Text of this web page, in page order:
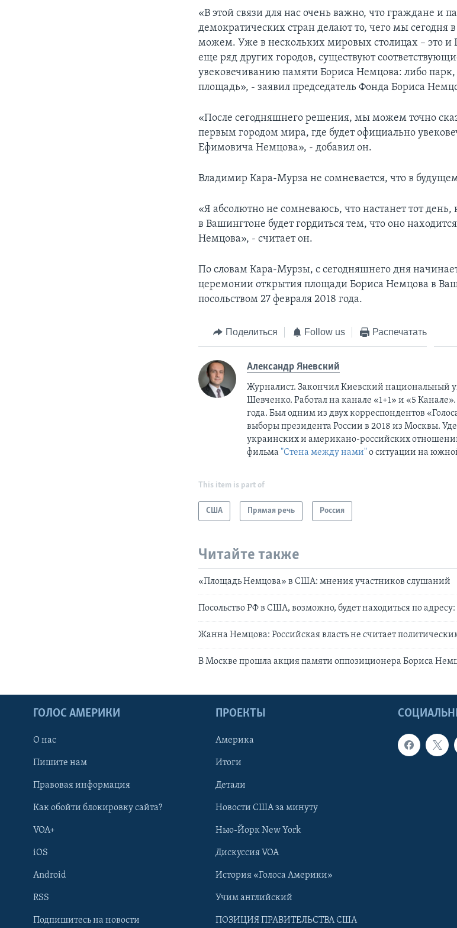
Learning English
«В этой связи для нас очень важно, что граждане и
демократических стран делают то, чего мы сегодня
можем. Уже в нескольких мировых столицах – это
еще ряд других городов, существуют
увековечиванию памяти Бориса Немцова: либо парк,
площадь», - заявил председатель Фонда Бориса
«После сегодняшнего решения, мы можем точно
первым городом мира, где будет официально
Ефимовича Немцова», - добавил он.
Владимир Кара-Мурза не сомневается, что в будущем
«Я абсолютно не сомневаюсь, что настанет тот день,
в Вашингтоне будет гордиться тем, что оно
Немцова», - считает он.
По словам Кара-Мурзы, с сегодняшнего дня
церемонии открытия площади Бориса Немцова в
посольством 27 февраля 2018 года.
Поделиться Follow us Распечатать
Александр Яневский
Журналист. Закончил Киевский национальный
Шевченко. Работал на канале «1+1» и «5
года. Был одним из двух корреспондентов
выборы президента России в 2018 из Москвы.
украинских и американо-российских
фильма "Стена между нами"о ситуации на
This item is part of
США Прямая речь Россия
Читайте также
«Площадь Немцова» в США: мнения участников слушаний
Посольство РФ в США, возможно, будет находиться по
Жанна Немцова: Российская власть не считает
В Москве прошла акция памяти оппозиционера Бориса
ГОЛОС АМЕРИКИ
О нас
Пишите нам
Правовая информация
Как обойти блокировку сайта?
VOA+
iOS
Android
RSS
Подпишитесь на новости
ПРОЕКТЫ
Америка
Итоги
Детали
Новости США за минуту
Нью-Йорк New York
Дискуссия VOA
История «Голоса Америки»
Учим английский
ПОЗИЦИЯ ПРАВИТЕЛЬСТВА США